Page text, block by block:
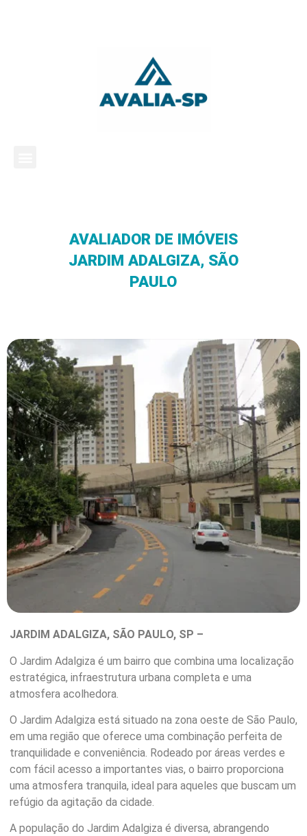
AVALIADOR DE IMÓVEIS
JARDIM ADALGIZA, SÃO
PAULO
JARDIM ADALGIZA, SÃO PAULO, SP –
O Jardim Adalgiza é um bairro que combina uma localização
estratégica, infraestrutura urbana completa e uma
atmosfera acolhedora.
O Jardim Adalgiza está situado na zona oeste de São Paulo,
em uma região que oferece uma combinação perfeita de
tranquilidade e conveniência. Rodeado por áreas verdes e
com fácil acesso a importantes vias, o bairro proporciona
uma atmosfera tranquila, ideal para aqueles que buscam um
refúgio da agitação da cidade.
A população do Jardim Adalgiza é diversa, abrangendo